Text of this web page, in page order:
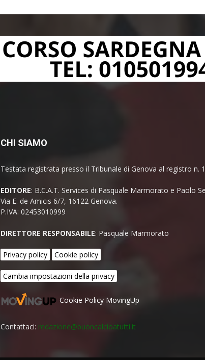
CHI SIAMO
Testata registrata presso il Tribunale di Genova al registro n.
EDITORE: B.C.A.T. Services di Pasquale Marmorato e Paolo
Via E. de Amicis 6/7, 16122 Genova.
P.IVA: 02453010999
DIRETTORE RESPONSABILE: Pasquale Marmorato
Privacy policy Cookie policy
Cambia impostazioni della privacy
Cookie Policy MovingUp
Contattaci: redazione@buoncalcioatutti.it